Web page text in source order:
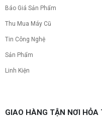
ra
với
10
FPS
PC
và
Báo Giá Sản Phẩm
Thu Mua Máy Cũ
Tin Công Nghệ
Sản Phẩm
Linh Kiện
GIAO HÀNG TẬN NƠI HỎA